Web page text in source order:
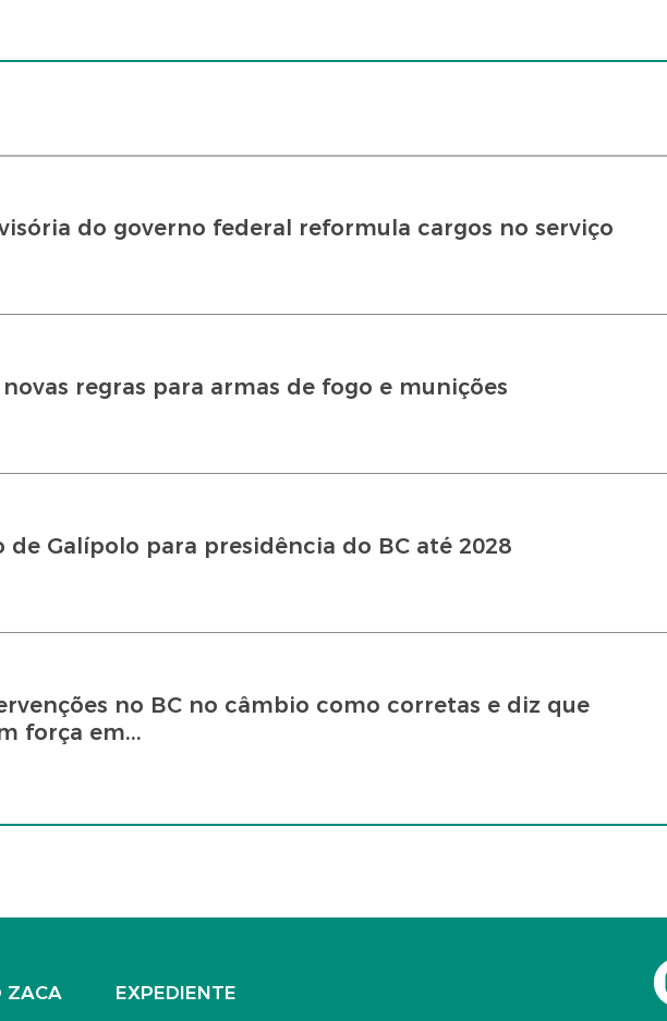
do governo federal reformula cargos no serviço
regras para armas de fogo e munições
de Galípolo para presidência do BC até 2028
no BC no câmbio como corretas e diz que
força em...
ZACA
EXPEDIENTE